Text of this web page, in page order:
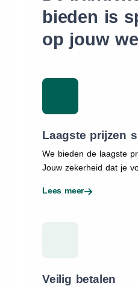
bieden is
op jouw
Laagste prijzen
We bieden de laagste
Jouw zekerheid dat je
Lees meer
Veilig betalen